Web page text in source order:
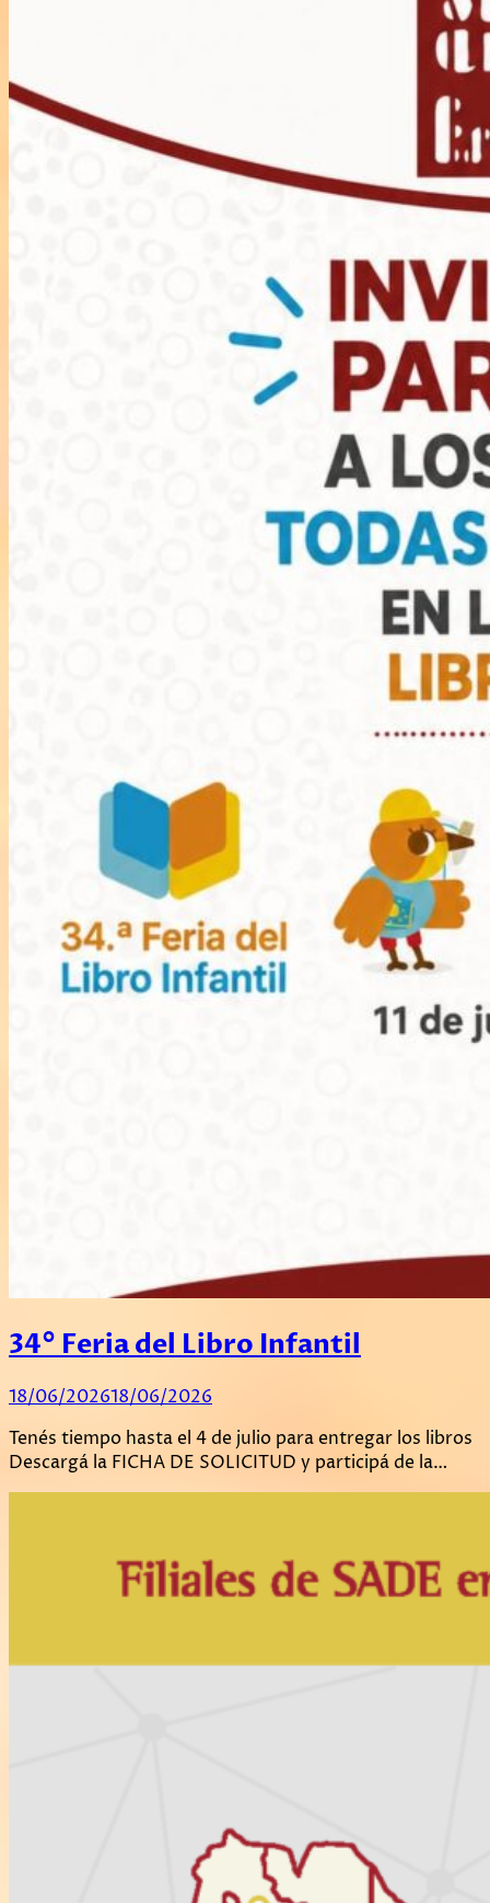
34° Feria del Libro Infantil
18/06/202618/06/2026
Tenés tiempo hasta el 4 de julio para entregar los libros
Descargá la FICHA DE SOLICITUD y participá de la…